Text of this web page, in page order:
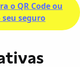
o QR Code ou
seguro